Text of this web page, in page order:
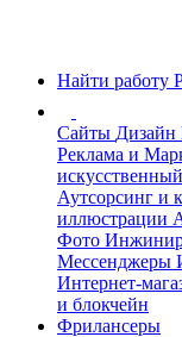
Найти работу
Сайты Дизайн
Реклама и
Аутсорсинг и
иллюстрации
Фото
Мессенджеры
Интернет-
и блокчейн
Фрилансеры